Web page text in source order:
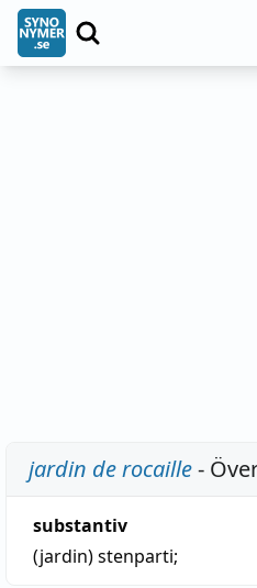
jardin de rocaille-
substantiv
(jardin)stenparti;